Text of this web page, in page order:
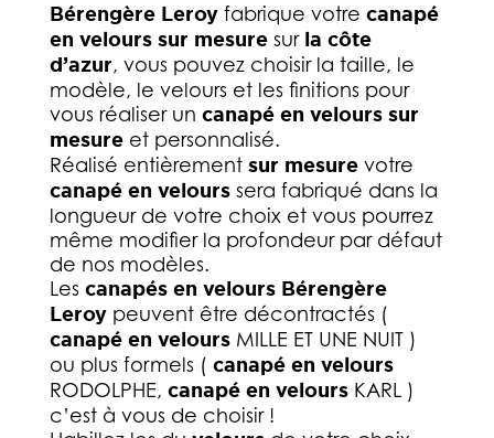
Bérengère Leroyfabrique votre canapé
en velours sur mesuresurla côte
d’azur, vous pouvez choisir la taille, le
modèle, le velours et les finitions pour
vous réaliser un canapé en velours sur
mesureet personnalisé.
Réalisé entièrement sur mesurevotre
canapé en velourssera fabriqué dans la
longueur de votre choix et vous pourrez
même modifier la profondeur par défaut
de nos modèles.
Les canapés en velours Bérengère
Leroypeuvent être décontractés (
canapé en veloursMILLE ET UNE NUIT )
ou plus formels ( canapé en velours
RODOLPHE, canapé en veloursKARL )
c’est à vous de choisir !